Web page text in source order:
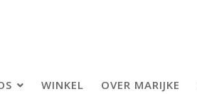
WINKEL OVER MARIJKE